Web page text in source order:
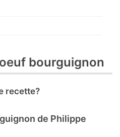
bourguignon
recette?
de Philippe